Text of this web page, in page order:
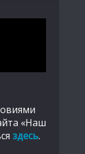
«Наш
здесь.